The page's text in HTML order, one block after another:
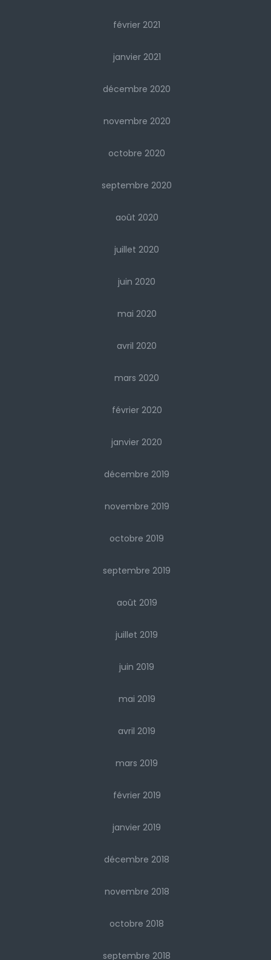
février 2021
janvier 2021
décembre 2020
novembre 2020
octobre 2020
septembre 2020
août 2020
juillet 2020
juin 2020
mai 2020
avril 2020
mars 2020
février 2020
janvier 2020
décembre 2019
novembre 2019
octobre 2019
septembre 2019
août 2019
juillet 2019
juin 2019
mai 2019
avril 2019
mars 2019
février 2019
janvier 2019
décembre 2018
novembre 2018
octobre 2018
septembre 2018